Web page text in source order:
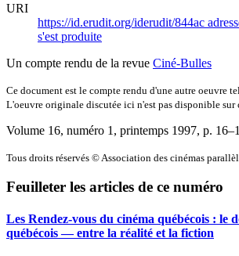
URI
https://id.erudit.org/iderudit/844ac
s'est produite
Un compte rendu de la revue Ciné-Bulles
Ce document est le compte rendu d'une autre oeuvre
L'oeuvre originale discutée ici n'est pas disponible sur
Volume 16, numéro 1, printemps 1997, p.
Tous droits réservés © Association des cinémas
Feuilleter les articles de ce numéro
Les Rendez-vous du cinéma québécois : le
québécois — entre la réalité et la fiction